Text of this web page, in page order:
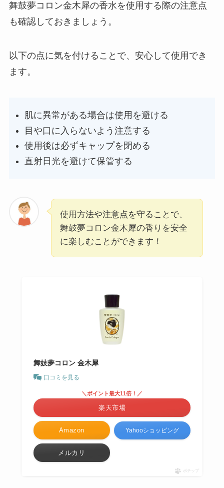
舞鼓夢コロン金木犀の香水を使用する際の注意点
も確認しておきましょう。
以下の点に気を付けることで、安心して使用でき
ます。
肌に異常がある場合は使用を避ける
目や口に入らないよう注意する
使用後は必ずキャップを閉める
直射日光を避けて保管する
使用方法や注意点を守ることで、
舞鼓夢コロン金木犀の香りを安全
に楽しむことができます！
舞妓夢コロン 金木犀
口コミを見る
Amazon
＼ポイント最大11倍！／
楽天市場
Yahooショッピング
メルカリ
ポチップ